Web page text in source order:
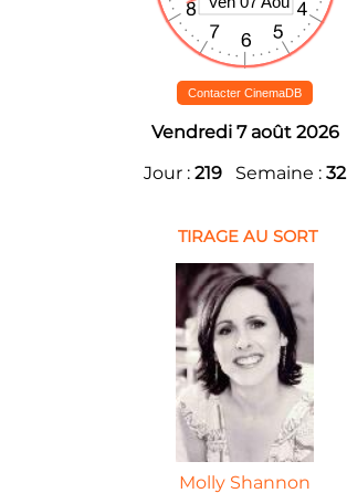
Contacter CinemaDB
Vendredi 7 août 2026
Jour : 219 Semaine : 32
TIRAGE AU SORT
Molly Shannon